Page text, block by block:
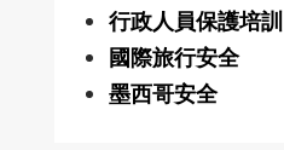
行政人員保護培訓
國際旅行安全
墨西哥安全